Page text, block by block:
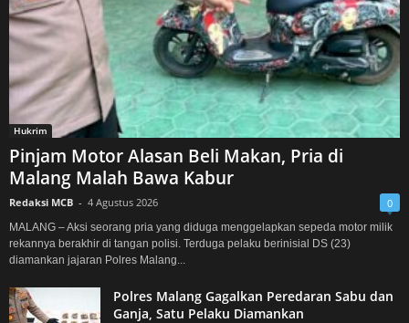
Hukrim
Pinjam Motor Alasan Beli Makan, Pria di
Malang Malah Bawa Kabur
Redaksi MCB - 4 Agustus 2026 0
MALANG – Aksi seorang pria yang diduga menggelapkan sepeda motor milik
rekannya berakhir di tangan polisi. Terduga pelaku berinisial DS (23)
diamankan jajaran Polres Malang...
Polres Malang Gagalkan Peredaran Sabu dan
Ganja, Satu Pelaku Diamankan